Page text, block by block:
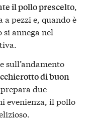
il pollo prescelto,
a pezzi e, quando è
annega nel
sull’andamento
di buon
due
evenienza, il pollo